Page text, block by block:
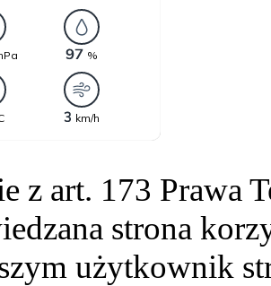
z art. 173 Prawa
strona
użytkownik